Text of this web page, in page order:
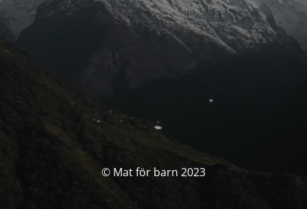
© Mat för barn 2023